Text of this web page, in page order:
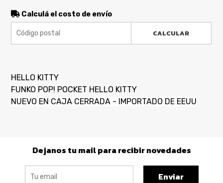
Calculá el costo de envío
CALCULAR
HELLO KITTY
FUNKO POP! POCKET HELLO KITTY
NUEVO EN CAJA CERRADA - IMPORTADO DE EEUU
Dejanos tu mail para recibir novedades
Enviar